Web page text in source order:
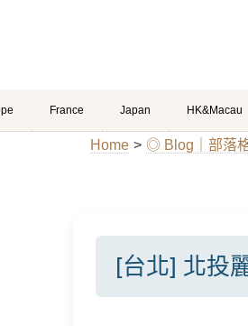
France Japan HK&Macau
Home > ◎ Blog｜部落
[台北] 北投